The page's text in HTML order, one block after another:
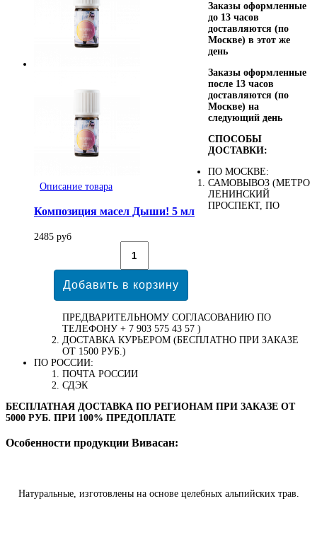
Описание товара
Композиция масел Дыши! 5 мл
2485 руб
Заказы оформленные
до 13 часов
доставляются (по
Москве) в этот же
день
Заказы оформленные
после 13 часов
доставляются (по
Москве) на
следующий день
СПОСОБЫ
ДОСТАВКИ:
ПО МОСКВЕ:
САМОВЫВОЗ (МЕТРО
ЛЕНИНСКИЙ
ПРОСПЕКТ, ПО
ПРЕДВАРИТЕЛЬНОМУ СОГЛАСОВАНИЮ ПО
ТЕЛЕФОНУ + 7 903 575 43 57 )
ДОСТАВКА КУРЬЕРОМ (БЕСПЛАТНО ПРИ ЗАКАЗЕ
ОТ 1500 РУБ.)
ПО РОССИИ:
ПОЧТА РОССИИ
СДЭК
БЕСПЛАТНАЯ ДОСТАВКА ПО РЕГИОНАМ ПРИ ЗАКАЗЕ ОТ
5000 РУБ. ПРИ 100% ПРЕДОПЛАТЕ
Особенности продукции Вивасан:
Натуральные, изготовлены на основе целебных альпийских трав.